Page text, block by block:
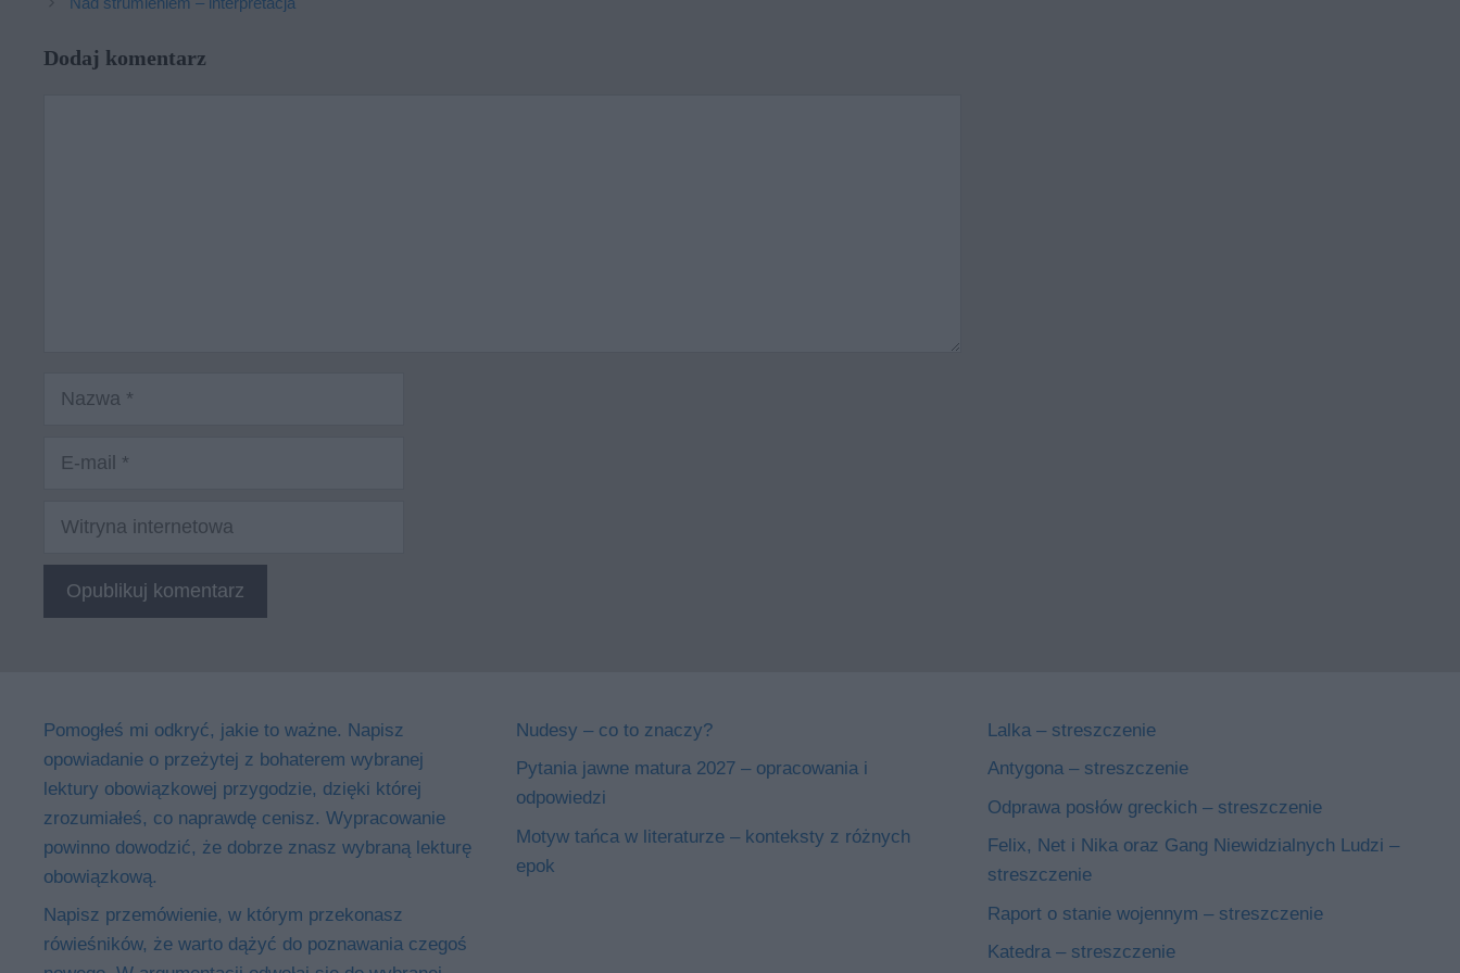
Dodaj komentarz
Witryna
internetowa
Pomogłeś mi odkryć, jakie to ważne. Napisz
opowiadanie o przeżytej z bohaterem wybranej
lektury obowiązkowej przygodzie, dzięki której
zrozumiałeś, co naprawdę cenisz. Wypracowanie
powinno dowodzić, że dobrze znasz wybraną lekturę
obowiązkową.
Napisz przemówienie, w którym przekonasz
rówieśników, że warto dążyć do poznawania czegoś
Nudesy – co to znaczy?
Pytania jawne matura 2027 – opracowania i
odpowiedzi
Motyw tańca w literaturze – konteksty z różnych
epok
Lalka – streszczenie
Antygona – streszczenie
Odprawa posłów greckich – streszczenie
Felix, Net i Nika oraz Gang Niewidzialnych Ludzi –
streszczenie
Raport o stanie wojennym – streszczenie
Katedra – streszczenie